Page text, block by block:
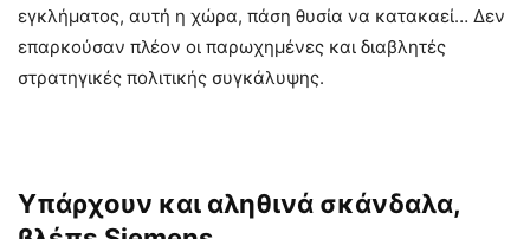
εγκλήματος, αυτή η χώρα, πάση θυσία να κατακαεί… Δεν
επαρκούσαν πλέον οι παρωχημένες και διαβλητές
στρατηγικές πολιτικής συγκάλυψης.
Υπάρχουν και αληθινά σκάνδαλα,